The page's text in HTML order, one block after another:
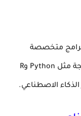
متخصصة
للتدريب والاستدلال. تُستخدم لغات البرمجة مثل Python وR